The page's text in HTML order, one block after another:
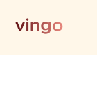
obsah